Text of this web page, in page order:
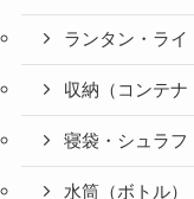
ランタン・ライ
収納（コンテナ
寝袋・シュラフ
水筒（ボトル